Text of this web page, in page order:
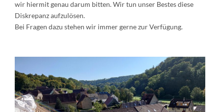
wir hiermit genau darum bitten. Wir tun unser Bestes diese
Diskrepanz aufzulösen.
Bei Fragen dazu stehen wir immer gerne zur Verfügung.